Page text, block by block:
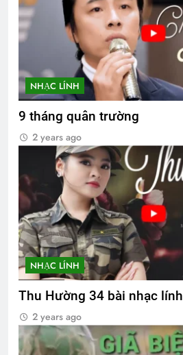
NHẠC LÍNH
9 tháng quân trường
2 years ago
NHẠC LÍNH
Thu Hường 34 bài nhạc lính
2 years ago